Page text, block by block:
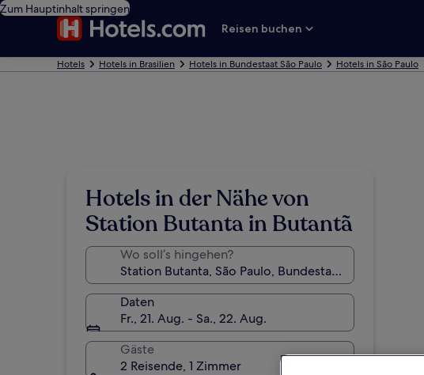
Zum Hauptinhalt springen
Reisen buchen
Hotels Hotels in Brasilien Hotels in Bundestaat São Paulo Hotels in São Paulo
Hotels in der Nähe von
Station Butanta in Butantã
Wo soll’s hingehen?
Daten
Fr., 21. Aug. - Sa., 22. Aug.
Gäste
2 Reisende, 1 Zimmer